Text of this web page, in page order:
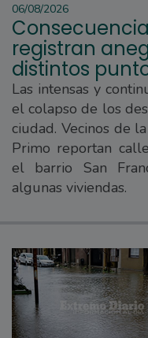
06/08/2026
registran
distintos
Las intensas y
el colapso de los
ciudad. Vecinos de
Primo reportan
el barrio San
algunas viviendas.